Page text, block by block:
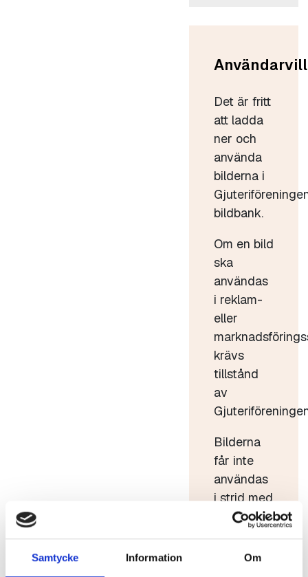
Samtycke Information Om
Det är fritt
att ladda
ner och
använda
bilderna i
bildbank.
Om en bild
ska
användas
i reklam-
eller
krävs
tillstånd
av
Bilderna
får inte
användas
i strid med
god sed.
Bilderna
får inte